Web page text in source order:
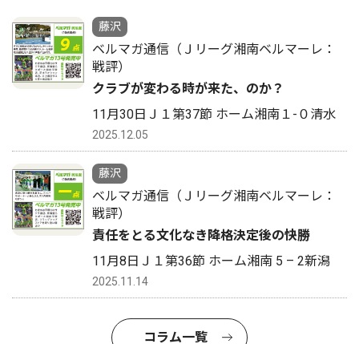
藤沢
ベルマガ通信（Ｊリーグ湘南ベルマーレ：
戦評）
クラブが変わる時が来た、のか？
11月30日Ｊ１第37節 ホーム湘南１-０清水
2025.12.05
藤沢
ベルマガ通信（Ｊリーグ湘南ベルマーレ：
戦評）
責任をとる文化なき降格決定後の快勝
11月8日Ｊ１第36節 ホーム湘南 5 – 2新潟
2025.11.14
コラム一覧